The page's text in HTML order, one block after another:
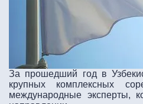
За прошедший год в
крупных комплексных
международные эксперты,